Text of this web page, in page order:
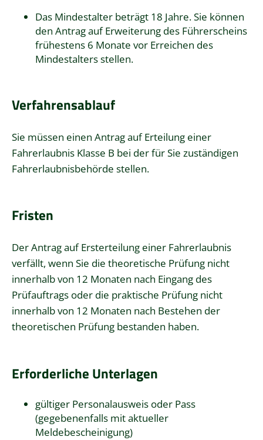
Das Mindestalter beträgt 18 Jahre. Sie können
den Antrag auf Erweiterung des Führerscheins
frühestens 6 Monate vor Erreichen des
Mindestalters stellen.
Verfahrensablauf
Sie müssen einen Antrag auf Erteilung einer
Fahrerlaubnis Klasse B bei der für Sie zuständigen
Fahrerlaubnisbehörde stellen.
Fristen
Der Antrag auf Ersterteilung einer Fahrerlaubnis
verfällt, wenn Sie die theoretische Prüfung nicht
innerhalb von 12 Monaten nach Eingang des
Prüfauftrags oder die praktische Prüfung nicht
innerhalb von 12 Monaten nach Bestehen der
theoretischen Prüfung bestanden haben.
Erforderliche Unterlagen
gültiger Personalausweis oder Pass
(gegebenenfalls mit aktueller
Meldebescheinigung)